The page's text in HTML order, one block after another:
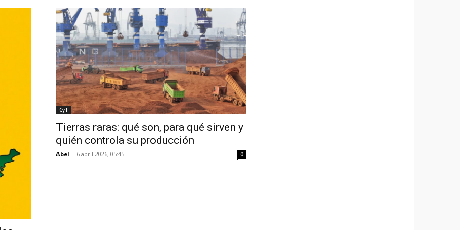
CyT
Tierras raras: qué son, para qué sirven y
quién controla su producción
Abel - 6 abril 2026, 05:45 0